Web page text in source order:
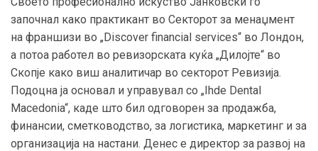
започнал како практикант во Секторот за менаџмент
на франшизи во „Discover financial services“ во Лондон,
а потоа работел во ревизорската куќа „Дилојте“ во
Скопје како виш аналитичар во секторот Ревизија.
Подоцна ја основал и управувал со „Ihde Dental
Macedonia“, каде што бил одговорен за продажба,
финансии, сметководство, за логистика, маркетинг и за
организација на настани. Денес е директор за развој на